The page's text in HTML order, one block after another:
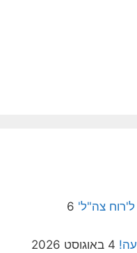
ל'רוח צה"ל' 6
4 באוגוסט 2026